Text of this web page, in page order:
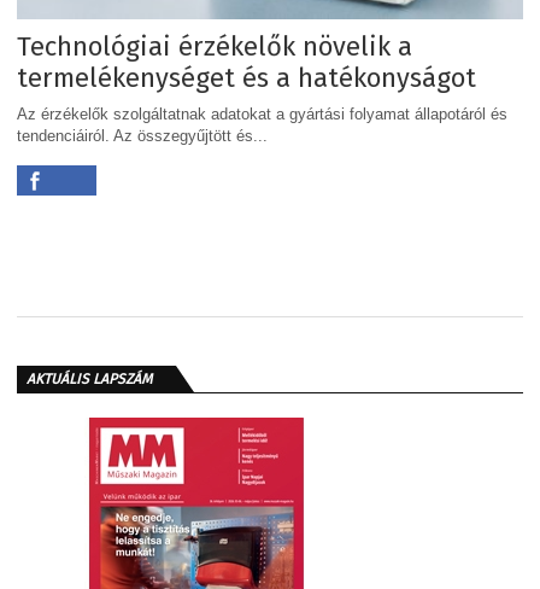
Technológiai érzékelők növelik a
termelékenységet és a hatékonyságot
Az érzékelők szolgáltatnak adatokat a gyártási folyamat állapotáról és
tendenciáiról. Az összegyűjtött és...
AKTUÁLIS LAPSZÁM